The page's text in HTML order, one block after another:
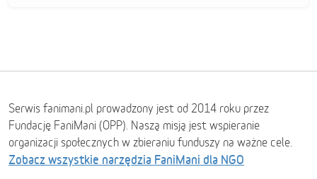
Serwis fanimani.pl prowadzony jest od 2014 roku przez
Fundację FaniMani (OPP). Naszą misją jest wspieranie
organizacji społecznych w zbieraniu funduszy na ważne cele.
Zobacz wszystkie narzędzia FaniMani dla NGO